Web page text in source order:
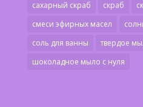
сахарный скраб
скраб
смеси эфирных масел
соль для ванны
твердое
шоколадное мыло с нуля